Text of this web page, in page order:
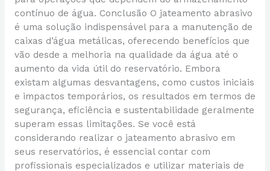
contínuo de água. Conclusão O jateamento abrasivo
é uma solução indispensável para a manutenção de
caixas d’água metálicas, oferecendo benefícios que
vão desde a melhoria na qualidade da água até o
aumento da vida útil do reservatório. Embora
existam algumas desvantagens, como custos iniciais
e impactos temporários, os resultados em termos de
segurança, eficiência e sustentabilidade geralmente
superam essas limitações. Se você está
considerando realizar o jateamento abrasivo em
seus reservatórios, é essencial contar com
profissionais especializados e utilizar materiais de